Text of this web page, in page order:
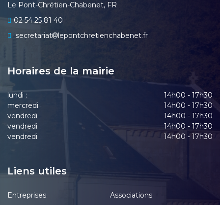
Le Pont-Chrétien-Chabenet, FR
02 54 25 81 40
secretariat
lepontchretienchabenet.fr
Horaires de la mairie
lundi :
14h00 - 17h30
mercredi :
14h00 - 17h30
vendredi :
14h00 - 17h30
vendredi :
14h00 - 17h30
vendredi :
14h00 - 17h30
Liens utiles
Entreprises Associations